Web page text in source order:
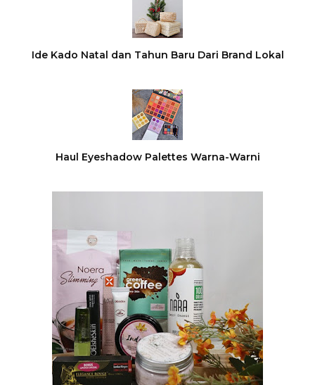
Ide Kado Natal dan Tahun Baru Dari Brand Lokal
Haul Eyeshadow Palettes Warna-Warni